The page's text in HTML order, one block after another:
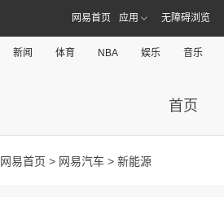
网易首页 应用 无障碍浏览
新闻 体育 NBA 娱乐 音乐
首页
网易首页 > 网易汽车 > 新能源